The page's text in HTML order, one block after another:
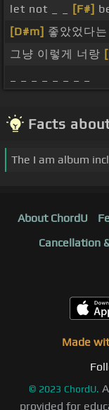
let not _ _
[F#]
[D#m] 좋았었다
그냥 이렇게 너랑
Facts
The I am album
About ChordU
Cancellation
Made
© 2023 ChordU.
provided for